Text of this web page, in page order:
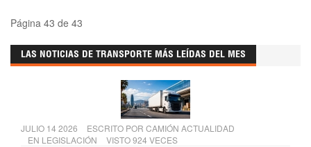
Página 43 de 43
LAS NOTICIAS DE TRANSPORTE MÁS LEÍDAS DEL MES
JULIO 14 2026 ESCRITO POR CAMIÓN ACTUALIDAD
EN LEGISLACIÓN VISTO 924 VECES